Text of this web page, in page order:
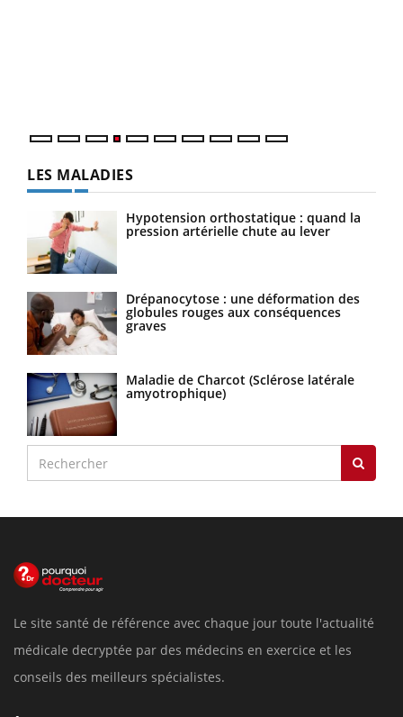
LES MALADIES
Hypotension orthostatique : quand la
pression artérielle chute au lever
Drépanocytose : une déformation des
globules rouges aux conséquences
graves
Maladie de Charcot (Sclérose latérale
amyotrophique)
Le site santé de référence avec chaque jour toute l'actualité
médicale decryptée par des médecins en exercice et les
conseils des meilleurs spécialistes.